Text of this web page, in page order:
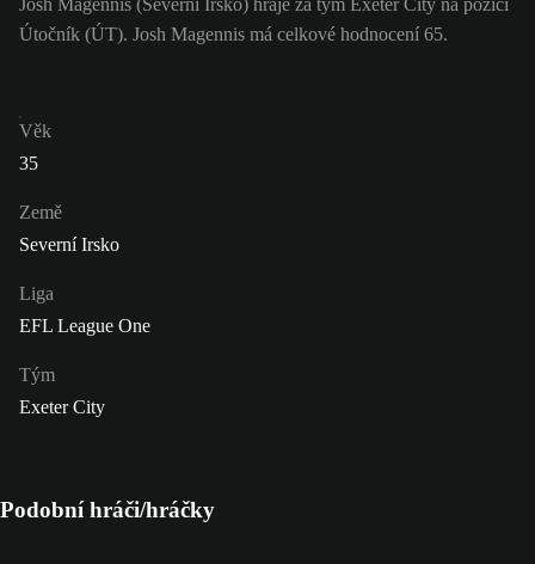
Josh Magennis (Severní Irsko) hraje za tým Exeter City na pozici
Útočník (ÚT). Josh Magennis má celkové hodnocení 65.
Věk
35
Země
Severní Irsko
Liga
EFL League One
Tým
Exeter City
Podobní hráči/hráčky